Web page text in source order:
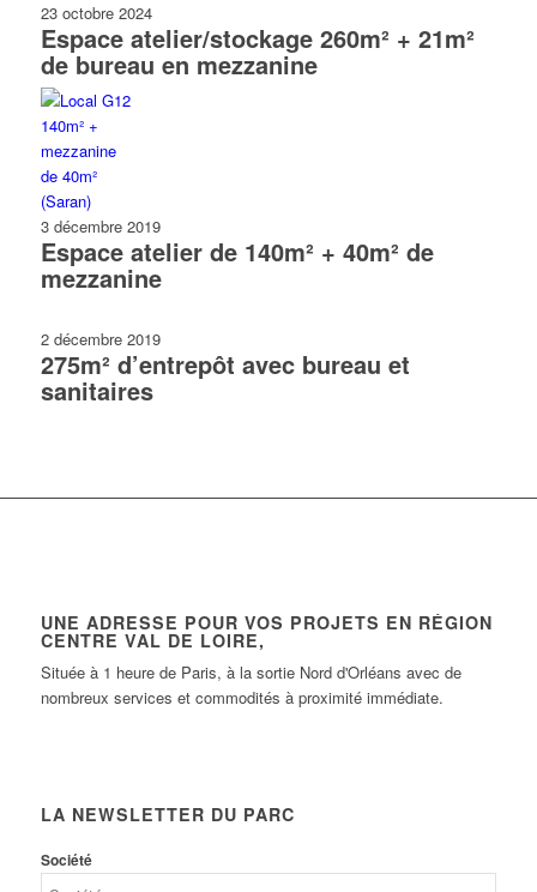
23 octobre 2024
Espace atelier/stockage 260m² + 21m²
de bureau en mezzanine
3 décembre 2019
Espace atelier de 140m² + 40m² de
mezzanine
2 décembre 2019
275m² d’entrepôt avec bureau et
sanitaires
UNE ADRESSE POUR VOS PROJETS EN RÉGION
CENTRE VAL DE LOIRE,
Située à 1 heure de Paris, à la sortie Nord d'Orléans avec de
nombreux services et commodités à proximité immédiate.
LA NEWSLETTER DU PARC
Société